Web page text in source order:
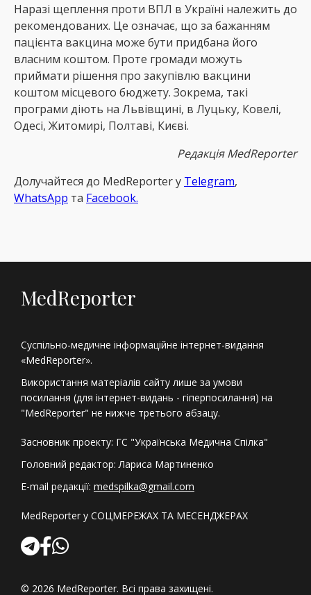
Наразі щеплення проти ВПЛ в Україні належить до
рекомендованих. Це означає, що за бажанням
пацієнта вакцина може бути придбана його
власним коштом. Проте громади можуть
приймати рішення про закупівлю вакцини
коштом місцевого бюджету. Зокрема, такі
програми діють на Львівщині, в Луцьку, Ковелі,
Одесі, Житомирі, Полтаві, Києві.
Редакція MedReporter
Долучайтеся до MedReрorter у Telegram,
WhatsApp та Facebook.
MedReporter
Суспільно-медичне інформаційне інтернет-видання
«MedReporter».
Використання матеріалів сайту лише за умови
посилання (для інтернет-видань - гіперпосилання) на
"MedReporter" не нижче третього абзацу.
Засновник проекту: ГС "Українська Медична Спілка"
Головний редактор: Лариса Мартиненко
E-mail редакції: medspilka@gmail.com
MedReporter у СОЦМЕРЕЖАХ ТА МЕСЕНДЖЕРАХ
© 2026 MedReporter. Всі права захищені.